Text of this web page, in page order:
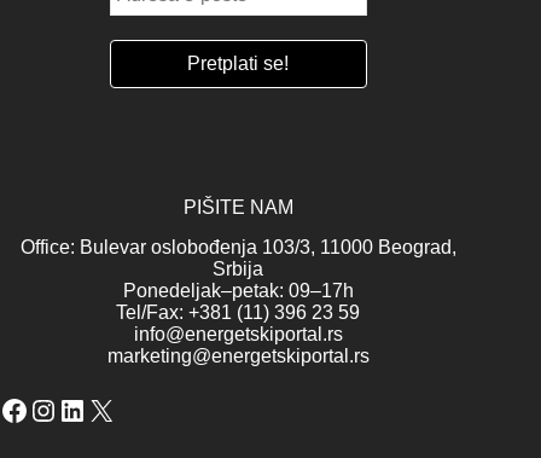
PIŠITE NAM
Office: Bulevar oslobođenja 103/3, 11000 Beograd,
Srbija
Ponedeljak–petak: 09–17h
Tel/Fax: +381 (11) 396 23 59
info@energetskiportal.rs
marketing@energetskiportal.rs
Facebook
Instagram
LinkedIn
X